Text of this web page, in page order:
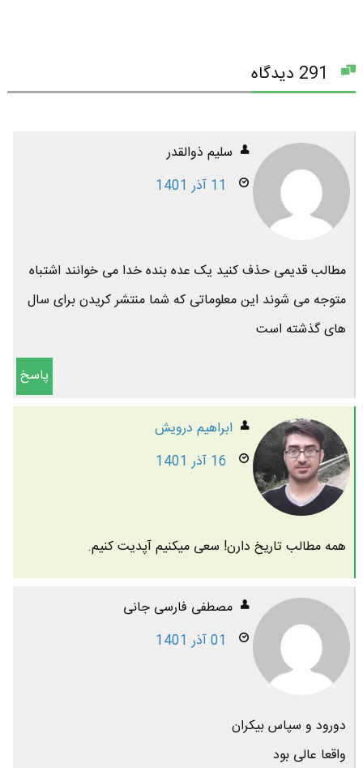
سلیم ذوالقدر
11 آذر 1401
مطالب قدیمی حذف کنید یک عده بنده خدا می خوانند اشتباه
متوجه می شوند این معلوماتی که شما منتشر کریدن برای سال
های گذشته است
پاسخ
ابراهیم درویش
16 آذر 1401
همه مطالب تاریخ دارن! سعی میکنیم آپدیت کنیم.
مصطفی فارسی جانی
01 آذر 1401
دورود و سپاس بیکران
واقعا عالی بود